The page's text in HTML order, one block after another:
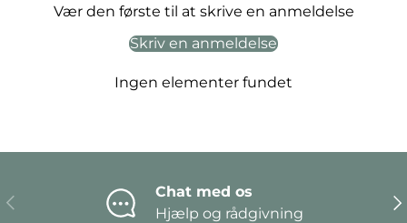
Vær den første til at skrive en anmeldelse
Skriv en anmeldelse
Ingen elementer fundet
Forrige
Chat med os
Hjælp og rådgivning